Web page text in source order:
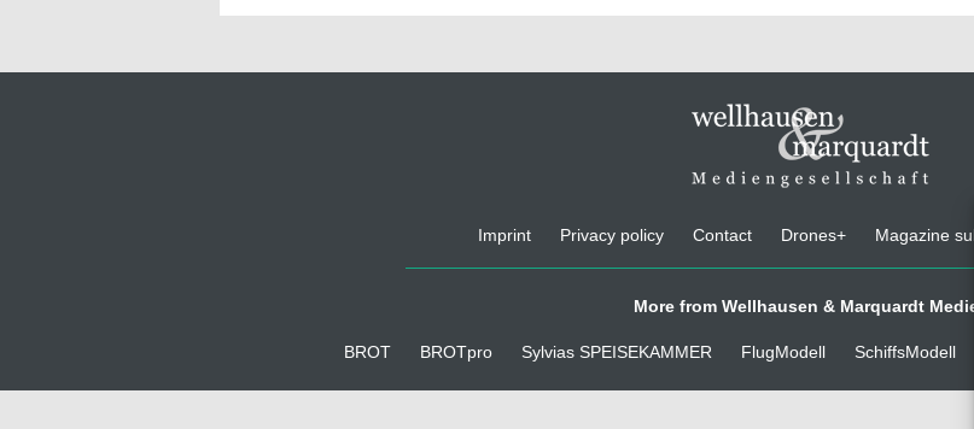
Imprint Privacy policy Contact Drones+ Magazine
More from Wellhausen & Marquardt
BROT BROTpro Sylvias SPEISEKAMMER FlugModell SchiffsModell